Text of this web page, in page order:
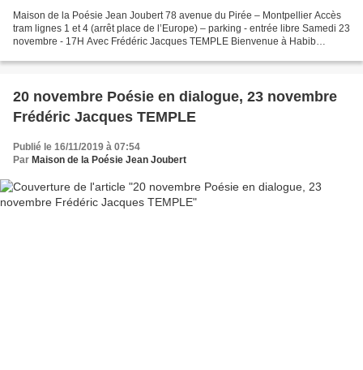
Maison de la Poésie Jean Joubert 78 avenue du Pirée – Montpellier Accès
tram lignes 1 et 4 (arrêt place de l’Europe) – parking - entrée libre Samedi 23
novembre - 17H Avec Frédéric Jacques TEMPLE Bienvenue à Habib
20 novembre Poésie en dialogue, 23 novembre
Frédéric Jacques TEMPLE
Publié le 16/11/2019 à 07:54
Par Maison de la Poésie Jean Joubert